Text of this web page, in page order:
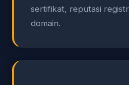
sertifikat, reputasi
domain.